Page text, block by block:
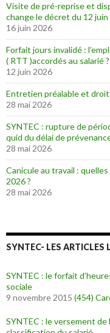
Visite de pré-reprise et
change le décret du 12
16 juin 2026
Forfait jours invalidé :
( RTT )accordés au salarié ?
12 juin 2026
Entretien préalable et droit
28 mai 2026
SYNTEC : rupture de
quid du délai de
28 mai 2026
Canicule au travail :
2026 ?
28 mai 2026
SYNTEC- LES ARTICLES
SYNTEC : le forfait
sociale
9 novembre 2015 (454)
SYNTEC : le versement de